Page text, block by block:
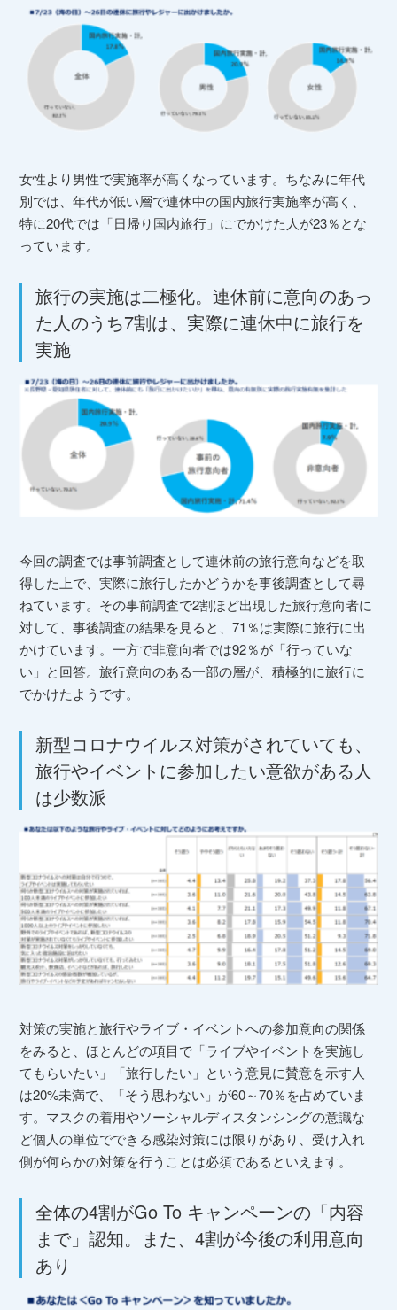
女性より男性で実施率が高くなっています。 ちなみに年代
別では、年代が低い層で連休中の国内旅行実施率が高く、
特に20代では「日帰り国内旅行」にでかけた人が23％とな
っています。
旅行の実施は二極化。連休前に意向のあっ
た人のうち7割は、実際に連休中に旅行を
実施
今回の調査では事前調査として連休前の旅行意向などを取
得した上で、実際に旅行したかどうかを事後調査として尋
ねています。その事前調査で2割ほど出現した旅行意向者に
対して、事後調査の結果を見ると、71％は実際に旅行に出
かけています。一方で非意向者では92％が「行っていな
い」と回答。旅行意向のある一部の層が、積極的に旅行に
でかけたようです。
新型コロナウイルス対策がされていても、
旅行やイベントに参加したい意欲がある人
は少数派
対策の実施と旅行やライブ・イベントへの参加意向の関係
をみると、ほとんどの項目で「ライブやイベントを実施し
てもらいたい」「旅行したい」という意見に賛意を示す人
は20%未満で、「そう思わない」が60～70％を占めていま
す。マスクの着用やソーシャルディスタンシングの意識な
ど個人の単位でできる感染対策には限りがあり、受け入れ
側が何らかの対策を行うことは必須であるといえます。
全体の4割がGo To キャンペーンの「内容
まで」認知。 また、4割が今後の利用意向
あり